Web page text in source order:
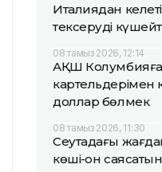
Италиядан
тексеруді
08 тамыз 2026, 12:14
АҚШ Колумбияға
картельдерімен
доллар бөлмек
08 тамыз 2026, 11:30
Сеутадағы
көші-қон